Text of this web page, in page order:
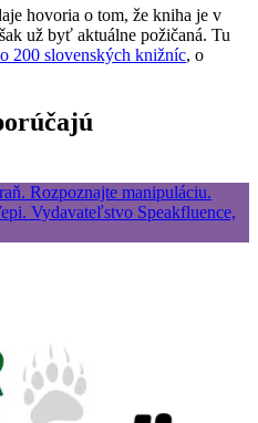
hovoria o tom, že kniha je v
už byť aktuálne požičaná. Tu
200 slovenských knižníc, o